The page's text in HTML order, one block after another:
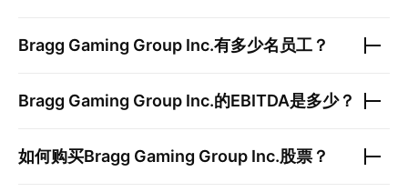
Bragg Gaming Group Inc.有多少名员工？
Bragg Gaming Group Inc.的EBITDA是多少？
如何购买Bragg Gaming Group Inc.股票？